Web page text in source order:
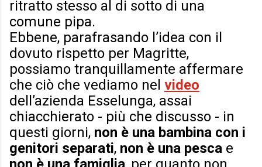
ritratto stesso al di sotto di una
comune pipa.
Ebbene, parafrasando l’idea con il
dovuto rispetto per Magritte,
possiamo tranquillamente affermare
che ciò che vediamo nel video
dell’azienda Esselunga, assai
chiacchierato - più che discusso - in
questi giorni, non è una bambina con i
genitori separati, non è una pesca e